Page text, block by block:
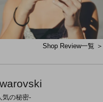
Shop Review一覧 ＞
気の秘密-